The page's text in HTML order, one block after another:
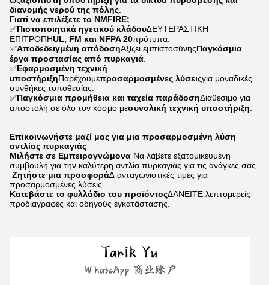
διανομής νερού της πόλης
Γιατί να επιλέξετε το NMFIRE;
✅Πιστοποιητικά ηγετικού κλάδου∆ΕΥΤΕΡΑΣΤΙΚΗ
ΕΠΙΤΡΟΠΗUL, FM και NFPA 20πρότυπα.
✅Αποδεδειγμένη απόδοσηΑξίζει εμπιστοσύνηςΠαγκόσμια
έργα προστασίας από πυρκαγιά
✅Εφαρμοσμένη τεχνική
υποστήριξηΠαρέχουμεπροσαρμοσμένες λύσειςγια μοναδικές
συνθήκες τοποθεσίας.
✅Παγκόσμια προμήθεια και ταχεία παράδοσηΔιαθέσιμο για
αποστολή σε όλο τον κόσμο μεσυνολική τεχνική υποστήριξη
Επικοινωνήστε μαζί μας για μια προσαρμοσμένη λύση
αντλίας πυρκαγιάς
Μιλήστε σε Εμπειρογνώμονα ️ Να λάβετε εξατομικευμένη
συμβουλή για την καλύτερη αντλία πυρκαγιάς για τις ανάγκες σας.
Ζητήστε μια προσφορά∆ ανταγωνιστικές τιμές για
προσαρμοσμένες λύσεις.
Κατεβάστε το φυλλάδιο του προϊόντος∆ΑΝΕΙΤΕ λεπτομερείς
προδιαγραφές και οδηγούς εγκατάστασης.